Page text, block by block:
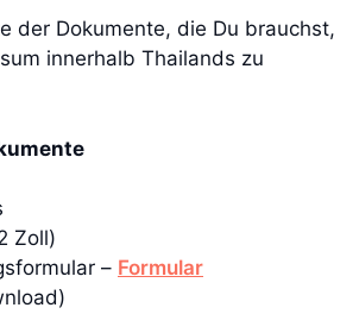
der Dokumente, die Du brauchst,
innerhalb Thailands zu
Zoll)
– Formular